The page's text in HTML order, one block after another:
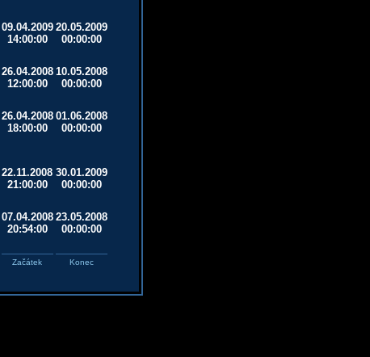
09.04.2009
14:00:00
20.05.2009
00:00:00
26.04.2008
12:00:00
10.05.2008
00:00:00
26.04.2008
18:00:00
01.06.2008
00:00:00
22.11.2008
21:00:00
30.01.2009
00:00:00
07.04.2008
20:54:00
23.05.2008
00:00:00
Začátek Konec